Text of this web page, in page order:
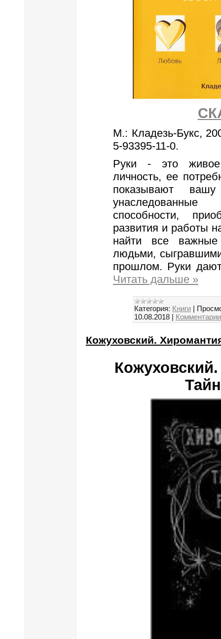
М.: Кладезь-Букс,
5-93395-11-0.
Руки - это живое
личность, ее
показывают
способности,
развития и работы
найти все
людьми,
прошлом. Руки
Читать дальше »
Категория: Книги |
10.08.2018 |
Кожуховский.